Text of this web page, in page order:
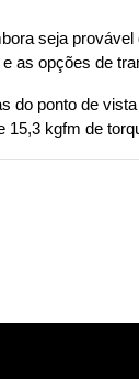
seja
as opções de
do ponto de
15,3 kgfm de